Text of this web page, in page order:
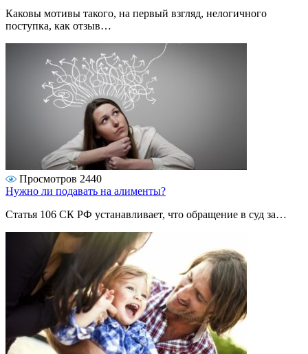
Каковы мотивы такого, на первый взгляд, нелогичного
поступка, как отзыв…
Просмотров 2440
Нужно ли подавать на алименты?
Статья 106 СК РФ устанавливает, что обращение в суд за…